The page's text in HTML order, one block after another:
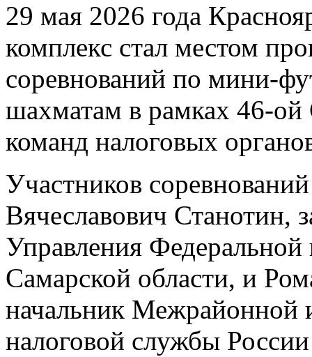
29 мая 2026 года
комплекс стал местом
соревнований по мини-
шахматам в рамках 46-
команд налоговых
Участников
Вячеславович Станотин,
Управления
Самарской области, и
начальник Межрайонной
налоговой службы